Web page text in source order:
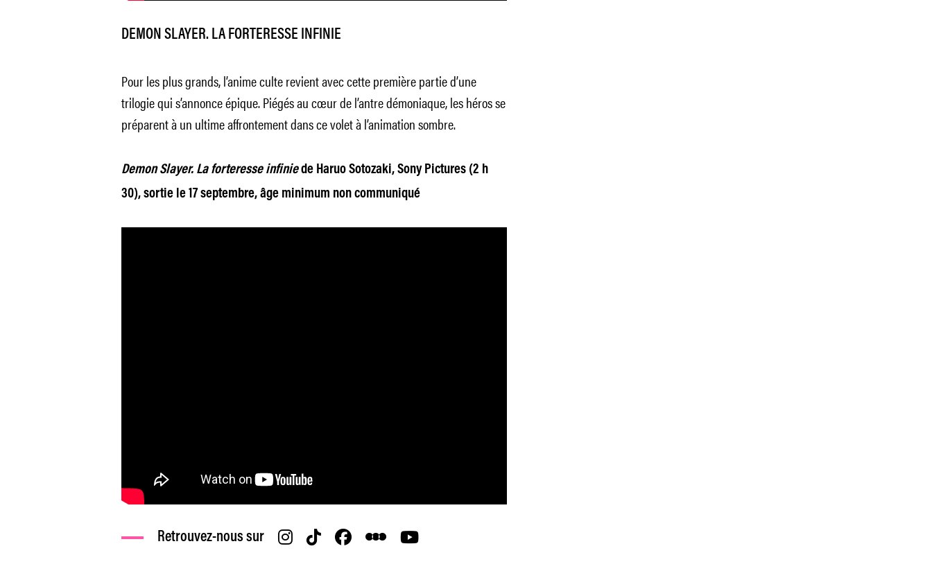
DEMON SLAYER. LA FORTERESSE INFINIE
Pour les plus grands, l’anime culte revient avec cette première partie d’une
trilogie qui s’annonce épique. Piégés au cœur de l’antre démoniaque, les héros se
préparent à un ultime affrontement dans ce volet à l’animation sombre.
Demon Slayer. La forteresse infiniede Haruo Sotozaki, Sony Pictures (2 h
30), sortie le 17 septembre, âge minimum non communiqué
Retrouvez-nous sur